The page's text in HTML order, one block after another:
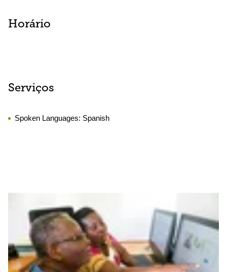
Horário
Serviços
Spoken Languages: Spanish